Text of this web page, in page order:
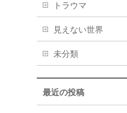
トラウマ
見えない世界
未分類
最近の投稿